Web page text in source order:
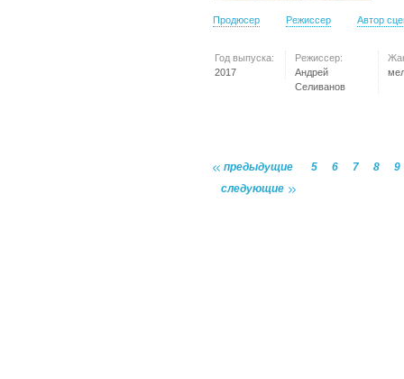
Продюсер Режиссер Автор
Год выпуска:
2017
Режиссер:
Андрей
Селиванов
предыдущие 5 6 7 8
9
следующие